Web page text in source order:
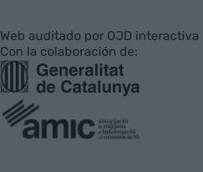
Web auditado por OJD interactiva
Con la colaboración de: